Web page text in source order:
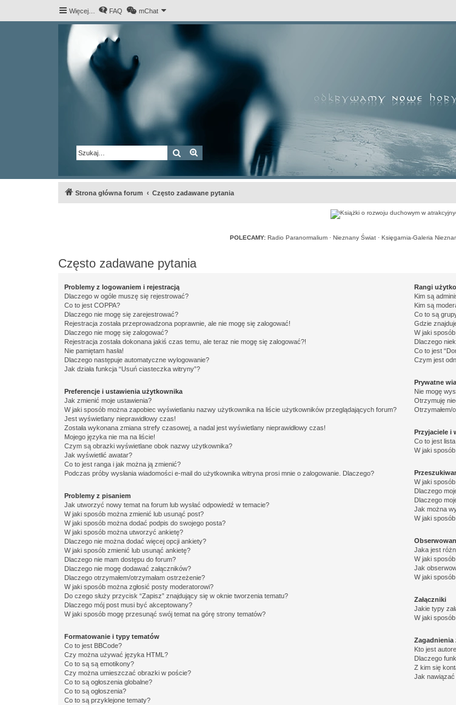
Więcej… FAQ mChat
Szukaj Wyszukiwanie zaawansowane
Strona główna forum Często zadawane pytania
POLECAMY: Radio Paranormalium· Nieznany Świat· Księgarnia-Galeria
Często zadawane pytania
Problemy z logowaniem i rejestracją
Dlaczego w ogóle muszę się rejestrować?
Co to jest COPPA?
Dlaczego nie mogę się zarejestrować?
Rejestracja została przeprowadzona poprawnie, ale nie mogę się zalogować!
Dlaczego nie mogę się zalogować?
Rejestracja została dokonana jakiś czas temu, ale teraz nie mogę się zalogować?!
Nie pamiętam hasła!
Dlaczego następuje automatyczne wylogowanie?
Jak działa funkcja “Usuń ciasteczka witryny”?
Preferencje i ustawienia użytkownika
Jak zmienić moje ustawienia?
W jaki sposób można zapobiec wyświetlaniu nazwy użytkownika na liście użytkowników przeglądających forum?
Jest wyświetlany nieprawidłowy czas!
Została wykonana zmiana strefy czasowej, a nadal jest wyświetlany nieprawidłowy czas!
Mojego języka nie ma na liście!
Czym są obrazki wyświetlane obok nazwy użytkownika?
Jak wyświetlić awatar?
Co to jest ranga i jak można ją zmienić?
Podczas próby wysłania wiadomości e-mail do użytkownika witryna prosi mnie o zalogowanie. Dlaczego?
Problemy z pisaniem
Jak utworzyć nowy temat na forum lub wysłać odpowiedź w temacie?
W jaki sposób można zmienić lub usunąć post?
W jaki sposób można dodać podpis do swojego posta?
W jaki sposób można utworzyć ankietę?
Dlaczego nie można dodać więcej opcji ankiety?
W jaki sposób zmienić lub usunąć ankietę?
Dlaczego nie mam dostępu do forum?
Dlaczego nie mogę dodawać załączników?
Dlaczego otrzymałem/otrzymałam ostrzeżenie?
W jaki sposób można zgłosić posty moderatorowi?
Do czego służy przycisk “Zapisz” znajdujący się w oknie tworzenia tematu?
Dlaczego mój post musi być akceptowany?
W jaki sposób mogę przesunąć swój temat na górę strony tematów?
Formatowanie i typy tematów
Co to jest BBCode?
Czy można używać języka HTML?
Co to są są emotikony?
Czy można umieszczać obrazki w poście?
Co to są ogłoszenia globalne?
Co to są ogłoszenia?
Co to są przyklejone tematy?
Rangi
Kim są
Kim są
Co to są
Gdzie
W jaki
Dlaczego
Co to jest
Czym jest
Prywatne
Nie mogę
Otrzymuję
Otrzymałem/
Przyjaciele i
Co to jest
W jaki
W jaki
Dlaczego
Dlaczego
Jak można
W jaki
Jaka jest
W jaki
Jak
W jaki
Załączniki
Jakie typy
W jaki
Zagadnienia
Kto jest
Dlaczego
Z kim się
Jak